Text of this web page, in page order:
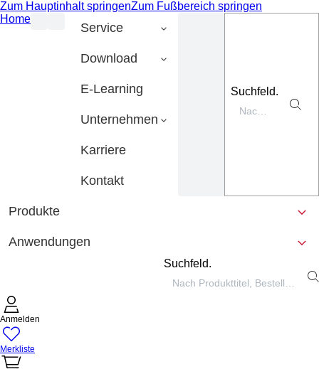
Zum Hauptinhalt springenZum Fußbereich springen
Home
Service
Download
E-Learning
Unternehmen
Karriere
Kontakt
Suchfeld.
Produkte
Anwendungen
Suchfeld.
Anmelden
Merkliste